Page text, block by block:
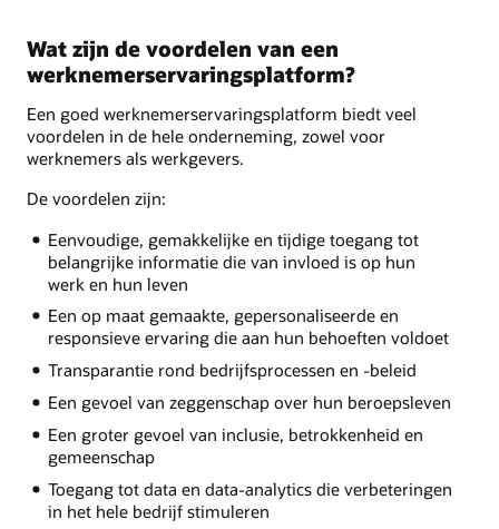
Wat zijn de voordelen van een
werknemerservaringsplatform?
Een goed werknemerservaringsplatform biedt veel
voordelen in de hele onderneming, zowel voor
werknemers als werkgevers.
De voordelen zijn:
Eenvoudige, gemakkelijke en tijdige toegang tot
belangrijke informatie die van invloed is op hun
werk en hun leven
Een op maat gemaakte, gepersonaliseerde en
responsieve ervaring die aan hun behoeften voldoet
Transparantie rond bedrijfsprocessen en -beleid
Een gevoel van zeggenschap over hun beroepsleven
Een groter gevoel van inclusie, betrokkenheid en
gemeenschap
Toegang tot data en data-analytics die verbeteringen
in het hele bedrijf stimuleren